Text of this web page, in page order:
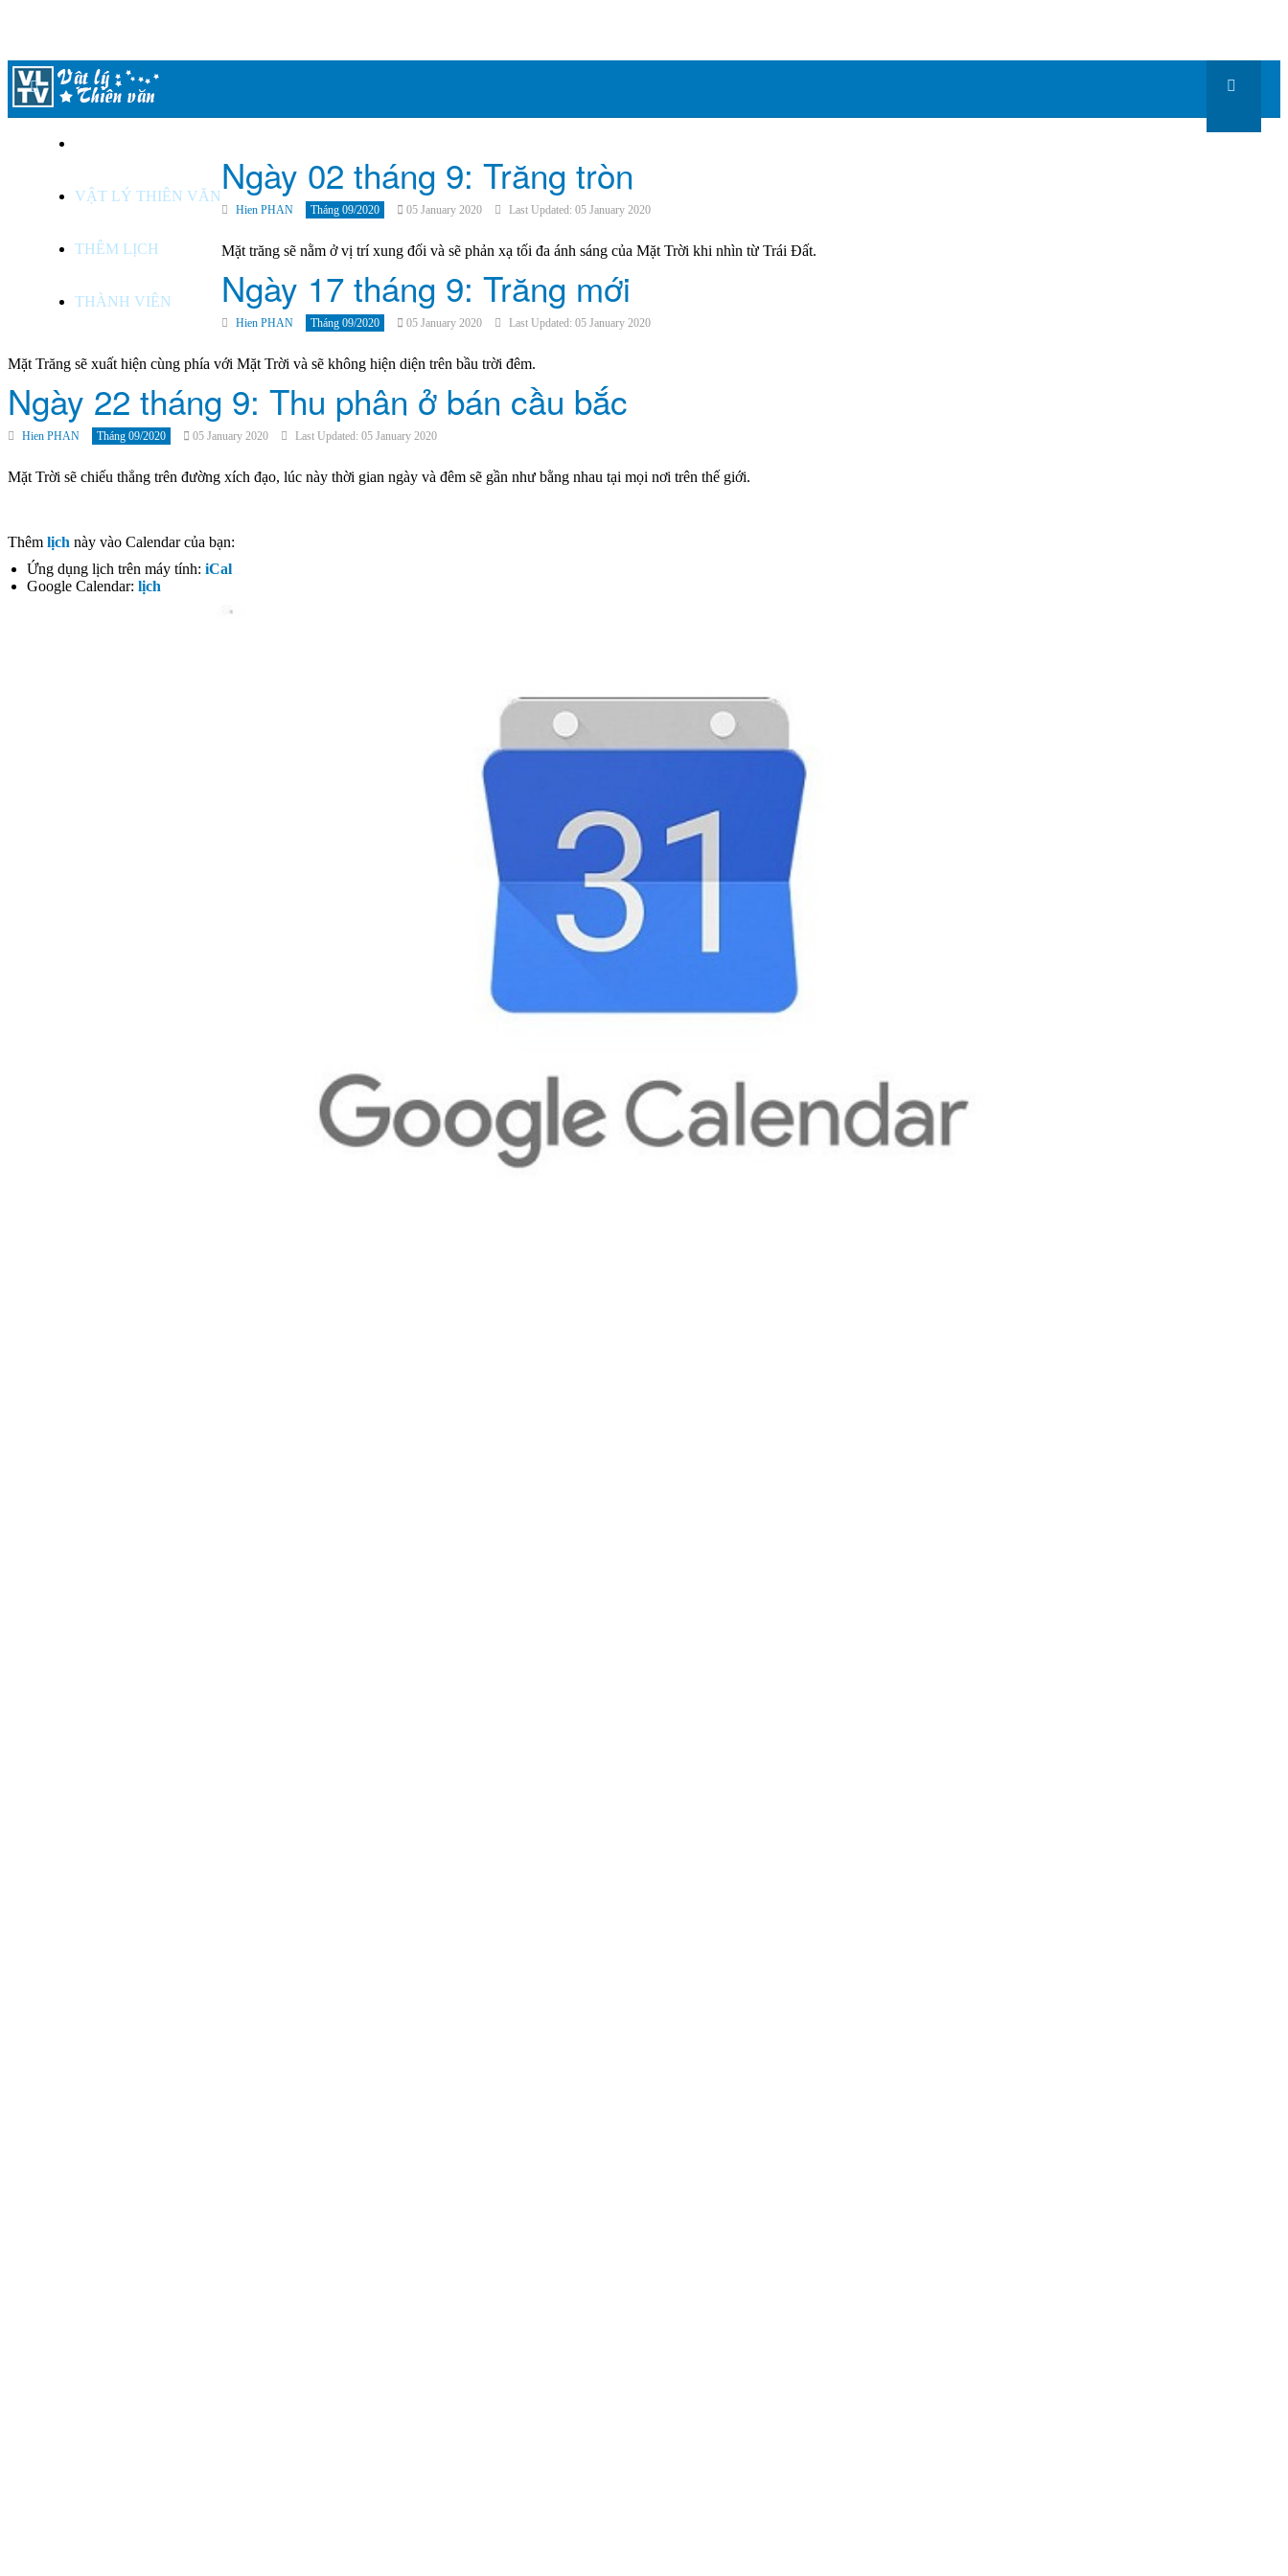
VẬT LÝ THIÊN VĂN
THÊM LỊCH
THÀNH VIÊN
Ngày 02 tháng 9: Trăng tròn
Hien PHAN Tháng 09/2020 05 January 2020 Last Updated: 05 January 2020
Mặt trăng sẽ nằm ở vị trí xung đối và sẽ phản xạ tối đa ánh sáng của Mặt Trời khi nhìn từ Trái Đất.
Ngày 17 tháng 9: Trăng mới
Hien PHAN Tháng 09/2020 05 January 2020 Last Updated: 05 January 2020
Mặt Trăng sẽ xuất hiện cùng phía với Mặt Trời và sẽ không hiện diện trên bầu trời đêm.
Ngày 22 tháng 9: Thu phân ở bán cầu bắc
Hien PHAN Tháng 09/2020 05 January 2020 Last Updated: 05 January 2020
Mặt Trời sẽ chiếu thẳng trên đường xích đạo, lúc này thời gian ngày và đêm sẽ gần như bằng nhau tại mọi nơi trên thế giới.
Thêm lịch này vào Calendar của bạn:
Ứng dụng lịch trên máy tính: iCal
Google Calendar: lịch